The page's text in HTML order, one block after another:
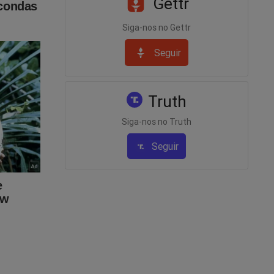
em
a
das
tão
direito
da
Siga-nos no Gettr
Seguir
Truth
Siga-nos no Truth
Seguir